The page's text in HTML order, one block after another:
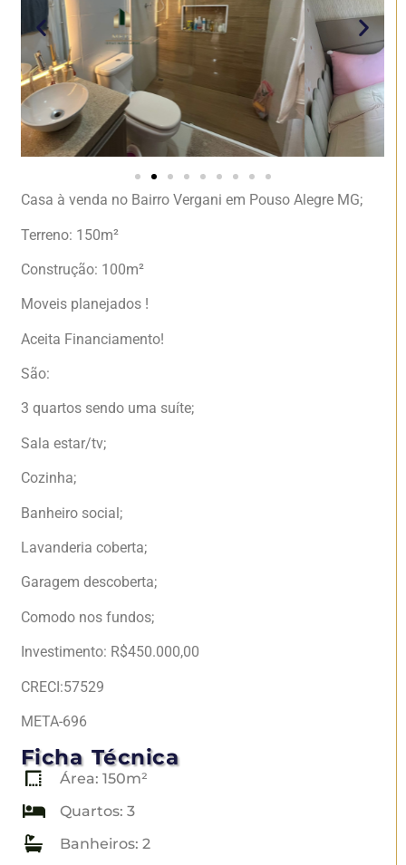
Casa à venda no Bairro Vergani em Pouso Alegre MG;
Terreno: 150m²
Construção: 100m²
Moveis planejados !
Aceita Financiamento!
São:
3 quartos sendo uma suíte;
Sala estar/tv;
Cozinha;
Banheiro social;
Lavanderia coberta;
Garagem descoberta;
Comodo nos fundos;
Investimento: R$450.000,00
CRECI:57529
META-696
Ficha Técnica
Área: 150m²
Quartos: 3
Banheiros: 2